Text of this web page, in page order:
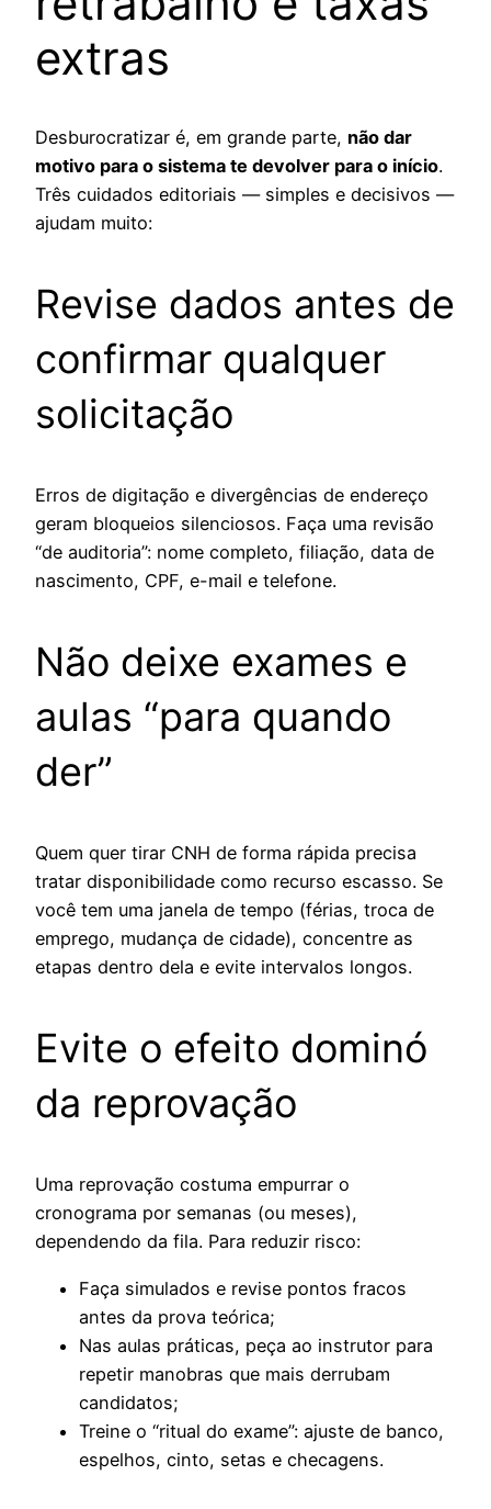
extras
Desburocratizar é, em grande parte, não dar
motivo para o sistema te devolver para o início.
Três cuidados editoriais — simples e decisivos —
ajudam muito:
Revise dados antes de
confirmar qualquer
solicitação
Erros de digitação e divergências de endereço
geram bloqueios silenciosos. Faça uma revisão
“de auditoria”: nome completo, filiação, data de
nascimento, CPF, e-mail e telefone.
Não deixe exames e
aulas “para quando
der”
Quem quer tirar CNH de forma rápida precisa
tratar disponibilidade como recurso escasso. Se
você tem uma janela de tempo (férias, troca de
emprego, mudança de cidade), concentre as
etapas dentro dela e evite intervalos longos.
Evite o efeito dominó
da reprovação
Uma reprovação costuma empurrar o
cronograma por semanas (ou meses),
dependendo da fila. Para reduzir risco:
Faça simulados e revise pontos fracos
antes da prova teórica;
Nas aulas práticas, peça ao instrutor para
repetir manobras que mais derrubam
candidatos;
Treine o “ritual do exame”: ajuste de banco,
espelhos, cinto, setas e checagens.